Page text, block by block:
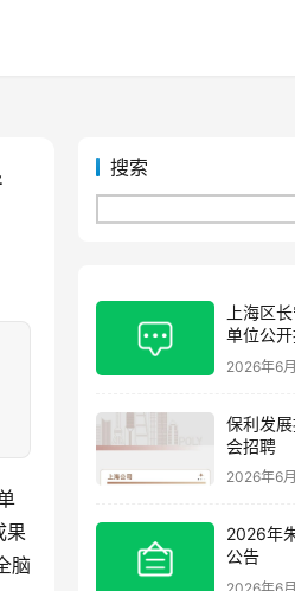
果
脑
搜索
上海区
单位公
公示(第
2026年6
保利发
会招聘
2026年6
2026年
公告